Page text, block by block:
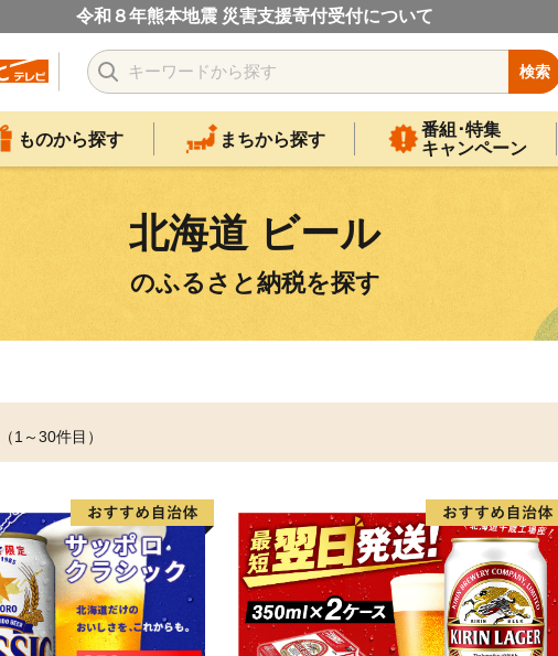
令和８年熊本地震 災害支援寄付受付について
検索
ものから探す まちから探す
番組･特集
キャンペーン
北海道 ビール
のふるさと納税を探す
（1～30件目）